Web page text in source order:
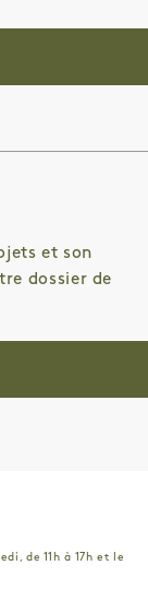
et son
dossier de
de 11h à 17h et le